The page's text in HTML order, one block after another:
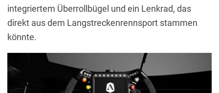
integriertem Überrollbügel und ein Lenkrad, das
direkt aus dem Langstreckenrennsport stammen
könnte.